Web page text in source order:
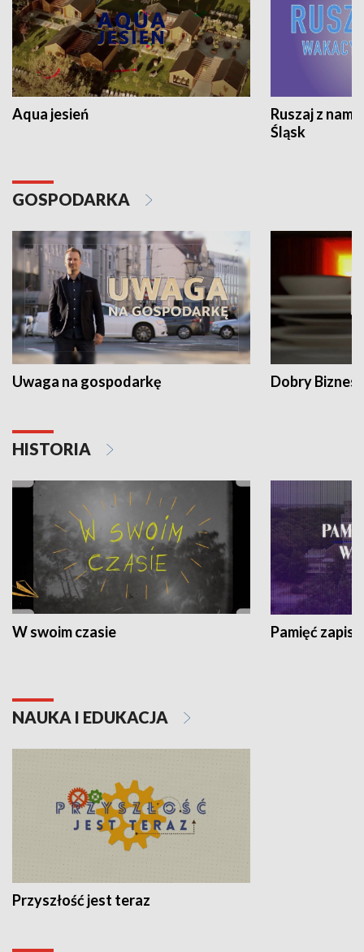
Aqua jesień
Ruszaj z
Śląsk
GOSPODARKA
Uwaga na gospodarkę Dobry Biznes
HISTORIA
W swoim czasie Pamięć
NAUKA I EDUKACJA
Przyszłość jest teraz